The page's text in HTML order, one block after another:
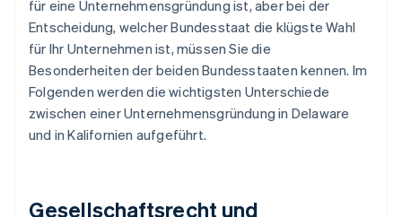
für eine Unternehmensgründung ist, aber bei der
Entscheidung, welcher Bundesstaat die klügste Wahl
für Ihr Unternehmen ist, müssen Sie die
Besonderheiten der beiden Bundesstaaten kennen. Im
Folgenden werden die wichtigsten Unterschiede
zwischen einer Unternehmensgründung in Delaware
und in Kalifornien aufgeführt.
Gesellschaftsrecht und